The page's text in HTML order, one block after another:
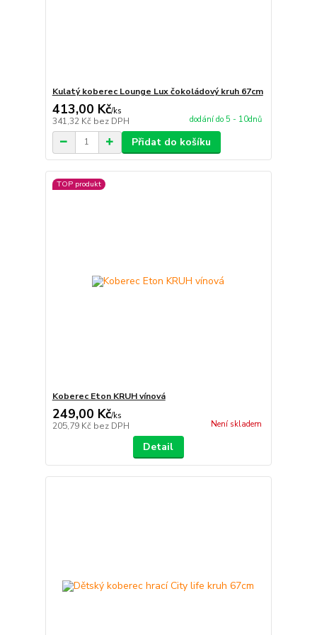
Kulatý koberec Lounge Lux čokoládový kruh 67cm
413,00 Kč/ks
341,32 Kč bez DPH dodání do 5 - 10dnů
Přidat do košíku
TOP produkt
Koberec Eton KRUH vínová
249,00 Kč/ks
205,79 Kč bez DPH Není skladem
Detail